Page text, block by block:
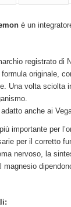
è un
registrato di
originale,
Una volta sciolta
anche ai
importante per
per il corretto
nervoso, la
magnesio